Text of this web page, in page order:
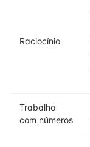
Raciocínio
Trabalho
com números